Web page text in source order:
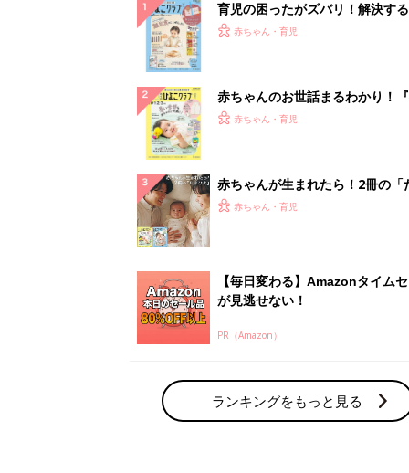
育児の困ったがズバリ！解決す
『ひよこクラブ 秋号』 4カ月
赤ちゃん・育児
赤ちゃんのお世話まるわかり！
てのひよこクラブ 夏号』〈巻頭
赤ちゃん・育児
赤ちゃんが生まれたら！2冊の「
ひよ」
赤ちゃん・育児
【毎日変わる】Amazonタイム
が見逃せない！
PR（Amazon）
ランキングをもっと見る